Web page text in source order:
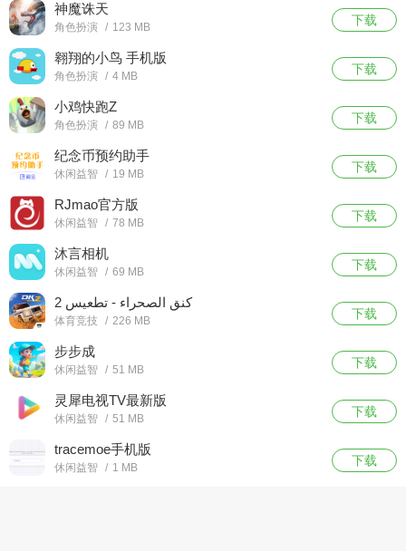
神魔诛天
角色扮演 / 123 MB 下载
翱翔的小鸟 手机版
角色扮演 / 4 MB 下载
小鸡快跑Z
角色扮演 / 89 MB 下载
纪念币预约助手
休闲益智 / 19 MB 下载
RJmao官方版
休闲益智 / 78 MB 下载
沐言相机
休闲益智 / 69 MB 下载
كنق الصحراء - تطعيس 2
体育竞技 / 226 MB 下载
步步成
休闲益智 / 51 MB 下载
灵犀电视TV最新版
休闲益智 / 51 MB 下载
tracemoe手机版
休闲益智 / 1 MB 下载